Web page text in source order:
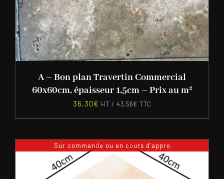
A – Bon plan Travertin Commercial
60x60cm, épaisseur 1,5cm – Prix au m²
36,30€ HT / 43,56€ TTC
Sur commande ou en cours d'appro